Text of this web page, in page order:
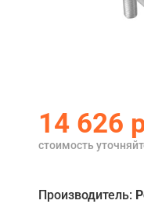
Где купить
Отзывы
14 626
стоимость
Производитель: